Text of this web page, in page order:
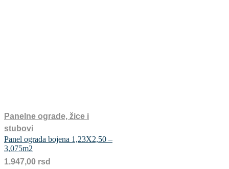
Panelne ograde, žice i
stubovi
Panel ograda bojena 1,23X2,50 –
3,075m2
1.947,00 rsd